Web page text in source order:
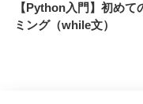
【Python入門】初めて
ミング（while文）